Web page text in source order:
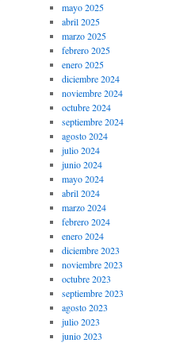
mayo 2025
abril 2025
marzo 2025
febrero 2025
enero 2025
diciembre 2024
noviembre 2024
octubre 2024
septiembre 2024
agosto 2024
julio 2024
junio 2024
mayo 2024
abril 2024
marzo 2024
febrero 2024
enero 2024
diciembre 2023
noviembre 2023
octubre 2023
septiembre 2023
agosto 2023
julio 2023
junio 2023